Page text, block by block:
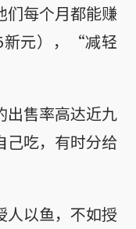
们每个月都能赚
新元），“减轻
出售率高达近九
己吃，有时分给
人以鱼，不如授